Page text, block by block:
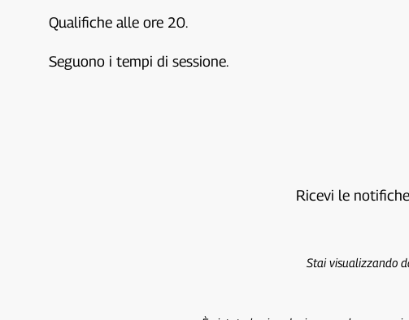
Qualifiche alle ore 20.
Seguono i tempi di sessione.
Ricevi le notifiche
Stai visualizzando